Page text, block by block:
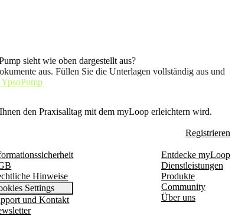
sieht wie oben dargestellt aus?
aus. Füllen Sie die Unterlagen vollständig aus und
den Praxisalltag mit dem myLoop erleichtern wird.
Registrieren
Hinweise
Settings
und Kontakt
Entdecke myLoop
Dienstleistungen
Produkte
Community
Über uns